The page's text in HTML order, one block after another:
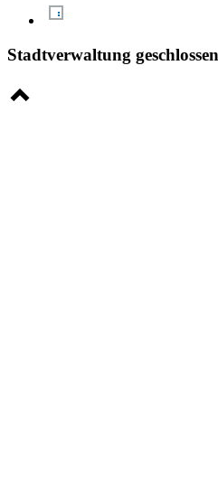
Stadtverwaltung geschlossen